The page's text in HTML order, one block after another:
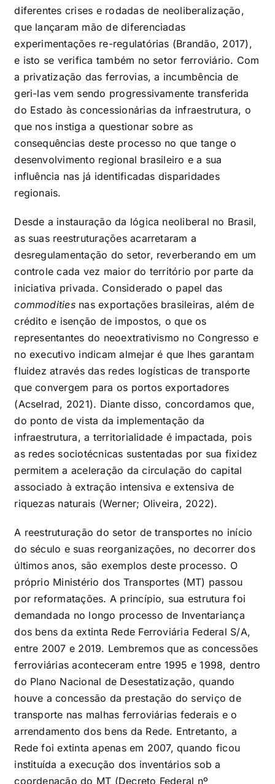
diferentes crises e rodadas de neoliberalização,
que lançaram mão de diferenciadas
experimentações re-regulatórias (Brandão, 2017),
e isto se verifica também no setor ferroviário. Com
a privatização das ferrovias, a incumbência de
geri-las vem sendo progressivamente transferida
do Estado às concessionárias da infraestrutura, o
que nos instiga a questionar sobre as
consequências deste processo no que tange o
desenvolvimento regional brasileiro e a sua
influência nas já identificadas disparidades
regionais.
Desde a instauração da lógica neoliberal no Brasil,
as suas reestruturações acarretaram a
desregulamentação do setor, reverberando em um
controle cada vez maior do território por parte da
iniciativa privada. Considerado o papel das
commoditiesnas exportações brasileiras, além de
crédito e isenção de impostos, o que os
representantes do neoextrativismo no Congresso e
no executivo indicam almejar é que lhes garantam
fluidez através das redes logísticas de transporte
que convergem para os portos exportadores
(Acselrad, 2021). Diante disso, concordamos que,
do ponto de vista da implementação da
infraestrutura, a territorialidade é impactada, pois
as redes sociotécnicas sustentadas por sua fixidez
permitem a aceleração da circulação do capital
associado à extração intensiva e extensiva de
riquezas naturais (Werner; Oliveira, 2022).
A reestruturação do setor de transportes no início
do século e suas reorganizações, no decorrer dos
últimos anos, são exemplos deste processo. O
próprio Ministério dos Transportes (MT) passou
por reformatações. A princípio, sua estrutura foi
demandada no longo processo de Inventariança
dos bens da extinta Rede Ferroviária Federal S/A,
entre 2007 e 2019. Lembremos que as concessões
ferroviárias aconteceram entre 1995 e 1998, dentro
do Plano Nacional de Desestatização, quando
houve a concessão da prestação do serviço de
transporte nas malhas ferroviárias federais e o
arrendamento dos bens da Rede. Entretanto, a
Rede foi extinta apenas em 2007, quando ficou
instituída a execução dos inventários sob a
coordenação do MT (Decreto Federal nº